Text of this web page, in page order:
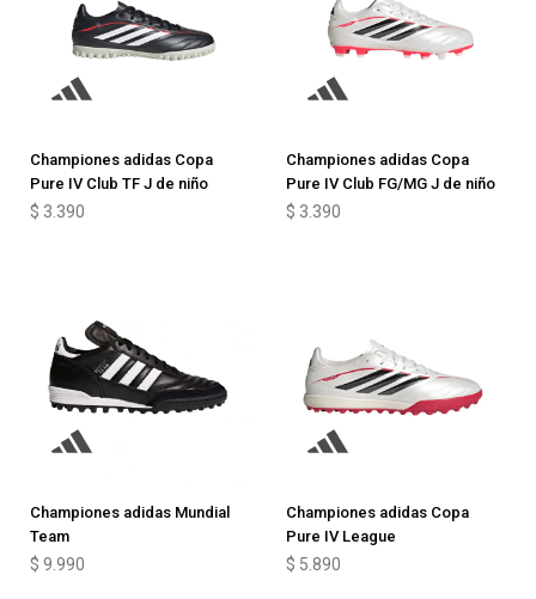
Championes adidas Copa
Pure IV Club TF J de niño
$ 3.390
Championes adidas Copa
Pure IV Club FG/MG J de niño
$ 3.390
Championes adidas Mundial
Team
$ 9.990
Championes adidas Copa
Pure IV League
$ 5.890